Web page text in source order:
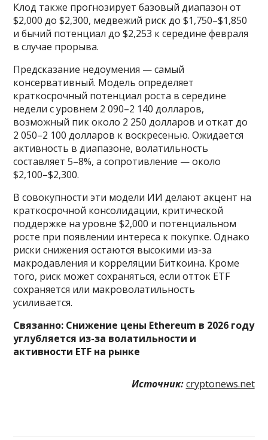
Клод также прогнозирует базовый диапазон от
$2,000 до $2,300, медвежий риск до $1,750–$1,850
и бычий потенциал до $2,253 к середине февраля
в случае прорыва.
Предсказание недоумения — самый
консервативный. Модель определяет
краткосрочный потенциал роста в середине
недели с уровнем 2 090–2 140 долларов,
возможный пик около 2 250 долларов и откат до
2 050–2 100 долларов к воскресенью. Ожидается
активность в диапазоне, волатильность
составляет 5–8%, а сопротивление — около
$2,100–$2,300.
В совокупности эти модели ИИ делают акцент на
краткосрочной консолидации, критической
поддержке на уровне $2,000 и потенциальном
росте при появлении интереса к покупке. Однако
риски снижения остаются высокими из-за
макродавления и корреляции Биткоина. Кроме
того, риск может сохраняться, если отток ETF
сохраняется или макроволатильность
усиливается.
Связанно: Снижение цены Ethereum в 2026 году
углубляется из-за волатильности и
активности ETF на рынке
Источник: cryptonews.net